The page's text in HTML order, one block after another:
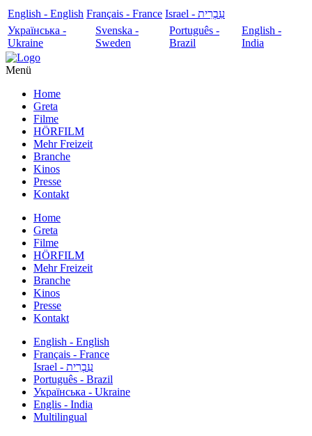
English - English Français - France
עִבְרִית - Israel
Українська -
Ukraine
Svenska -
Sweden
Português -
Brazil
English -
India
Menü
Home
Greta
Filme
HÖRFILM
Mehr Freizeit
Branche
Kinos
Presse
Kontakt
Home
Greta
Filme
HÖRFILM
Mehr Freizeit
Branche
Kinos
Presse
Kontakt
English - English
Français - France
עִבְרִית - Israel
Português - Brazil
Українська - Ukraine
Englis - India
Multilingual